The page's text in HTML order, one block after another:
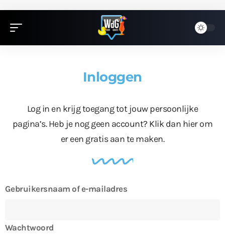
Inloggen
Log in en krijg toegang tot jouw persoonlijke
pagina’s. Heb je nog geen account? Klik dan hierom
er een gratis aan te maken.
Gebruikersnaam of e-mailadres
Wachtwoord